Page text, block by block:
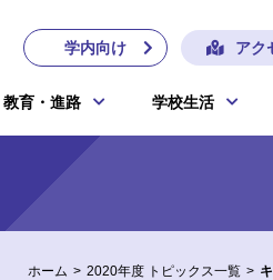
学内向け アク
教育・進路 学校生活
ホーム 2020年度 トピックス一覧